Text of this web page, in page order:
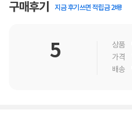
구매후기 지금 후기쓰면 적립금 2배!
5 상품
가격
배송